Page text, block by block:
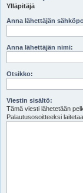
Ylläpitäjä
Anna lähettäjän
Anna lähettäjän nimi:
Otsikko:
Viestin sisältö:
Tämä viesti lähetetään
Palautusosoitteeksi